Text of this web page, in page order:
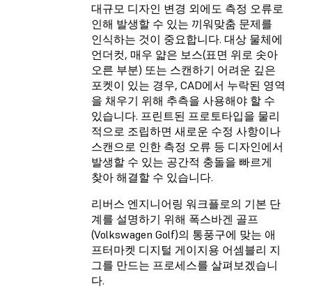
대규모 디자인 변경 외에도 측정 오류로
인해 발생할 수 있는 끼워맞춤 문제를
인식하는 것이 중요합니다. 대상 물체에
언더컷, 매우 얇은 보스(표면 위로 솟아
오른 부분) 또는 스캔하기 어려운 깊은
포켓이 있는 경우, CAD에서 누락된 영역
을 채우기 위해 추측을 사용해야 할 수
있습니다. 프린트된 프로토타입을 물리
적으로 조립하면 새로운 수정 사항이나
스캔으로 인한 측정 오류 등 디자인에서
발생할 수 있는 공간적 충돌을 빠르게
찾아 해결할 수 있습니다.
리버스 엔지니어링 워크플로의 기본 단
계를 설명하기 위해 폭스바겐 골프
(Volkswagen Golf)의 통풍구에 맞는 애
프터마켓 디지털 게이지용 어셈블리 지
그를 만드는 프로세스를 살펴보겠습니
다.